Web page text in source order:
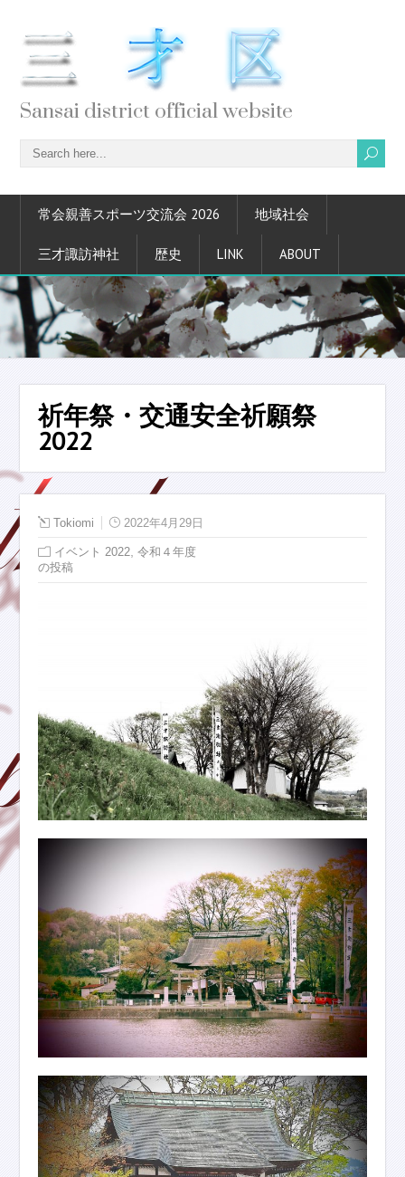
Sansai district official website
常会親善スポーツ交流会 2026 地域社会
三才諏訪神社 歴史 LINK ABOUT
祈年祭・交通安全祈願祭
2022
Tokiomi 2022年4月29日
イベント 2022 ,令和４年度
の投稿